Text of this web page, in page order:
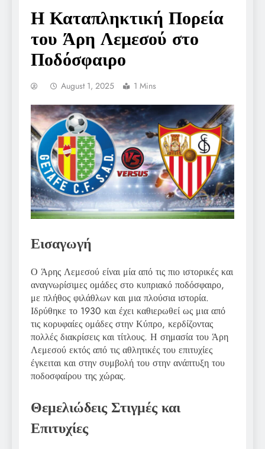
Η Καταπληκτική Πορεία
του Άρη Λεμεσού στο
Ποδόσφαιρο
August 1, 2025 1 Mins
Εισαγωγή
Ο Άρης Λεμεσού είναι μία από τις πιο ιστορικές και
αναγνωρίσιμες ομάδες στο κυπριακό ποδόσφαιρο,
με πλήθος φιλάθλων και μια πλούσια ιστορία.
Ιδρύθηκε το 1930 και έχει καθιερωθεί ως μια από
τις κορυφαίες ομάδες στην Κύπρο, κερδίζοντας
πολλές διακρίσεις και τίτλους. Η σημασία του Άρη
Λεμεσού εκτός από τις αθλητικές του επιτυχίες
έγκειται και στην συμβολή του στην ανάπτυξη του
ποδοσφαίρου της χώρας.
Θεμελιώδεις Στιγμές και
Επιτυχίες